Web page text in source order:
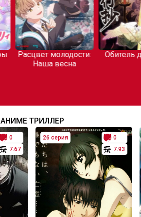
Изобрази
отвращение и
Король ночи
АНИМЕ ТРИЛЛЕР
0
7.67
26 серия
0
7.93